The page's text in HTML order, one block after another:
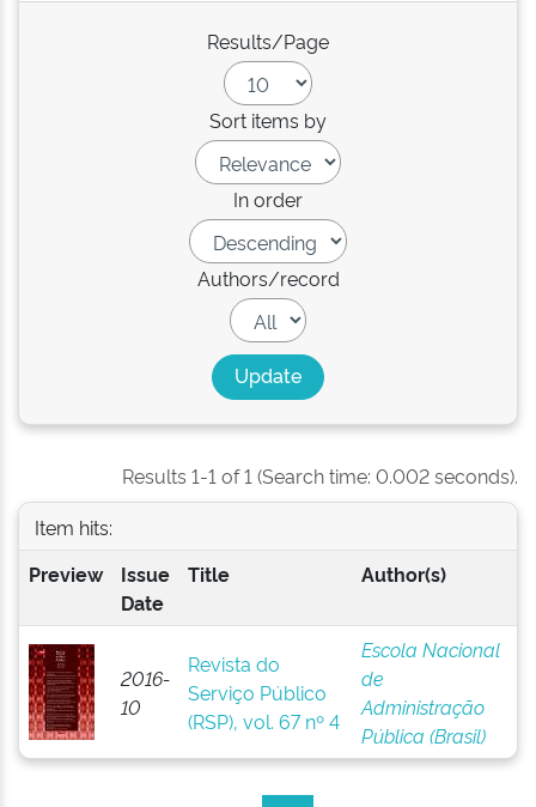
Results/Page
Sort items by
In order
Authors/record
Results 1-1 of 1 (Search time: 0.002 seconds).
Item hits:
Preview
Issue
Date
Title Author(s)
2016-
10
Revista do
Serviço Público
(RSP), vol. 67 nº 4
Escola Nacional
de
Administração
Pública (Brasil)